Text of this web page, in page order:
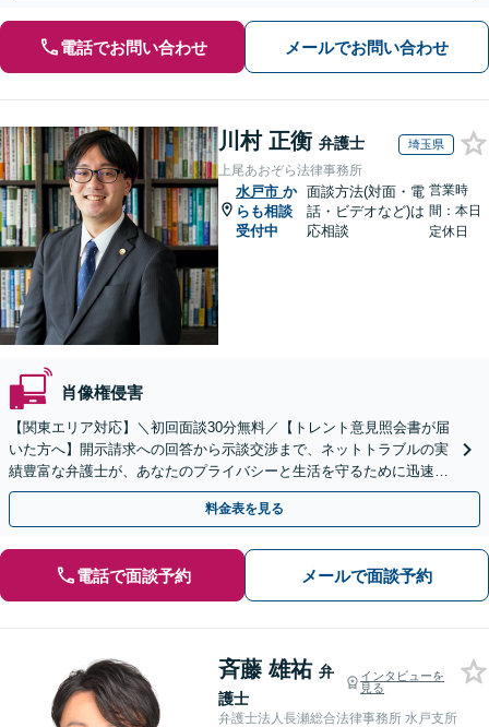
電話でお問い合わせ メールでお問い合わせ
川村 正衡 弁護士 埼玉県
上尾あおぞら法律事務所
水戸市 か
らも相談
受付中
面談方法(対面・電
話・ビデオなど)は
応相談
営業時
間：本日
定休日
肖像権侵害
【関東エリア対応】＼初回面談30分無料／【トレント意見照会書が届
いた方へ】開示請求への回答から示談交渉まで、ネットトラブルの実
績豊富な弁護士が、あなたのプライバシーと生活を守るために迅速に
対応します【セミナー実績多数】【休日・夜間相談OK】
料金表を見る
電話で面談予約 メールで面談予約
斉藤 雄祐 弁
護士
インタビューを
見る
弁護士法人長瀬総合法律事務所 水戸支所